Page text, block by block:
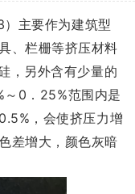
主要作为建筑型
、栏栅等挤压材料
，另外含有少量的
0．25%范围内是
，会使挤压力增
差增大，颜色灰暗